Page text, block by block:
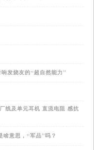
发烧友的“超自然能力”
线及单元耳机 直流电阻 感抗
意思，“军品”吗？